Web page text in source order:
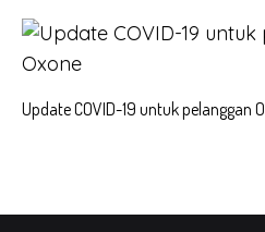
Update COVID-19 untuk pelanggan